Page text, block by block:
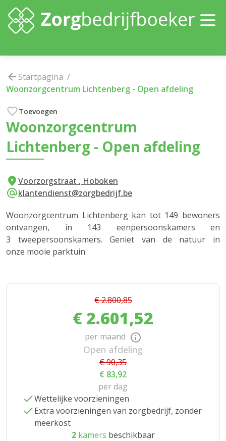
Startpagina /
Woonzorgcentrum Lichtenberg - Open afdeling
Toevoegen
Woonzorgcentrum
Lichtenberg - Open afdeling
Voorzorgstraat , Hoboken
klantendienst@zorgbedrijf.be
Woonzorgcentrum Lichtenberg kan tot 149 bewoners
ontvangen, in 143 eenpersoonskamers en
3 tweepersoonskamers. Geniet van de natuur in
onze mooie parktuin.
€ 2.800,85
€ 2.601,52
per maand
Open afdeling
€ 90,35
€ 83,92
per dag
Wettelijke voorzieningen
Extra voorzieningen van zorgbedrijf, zonder
meerkost
2 kamers beschikbaar